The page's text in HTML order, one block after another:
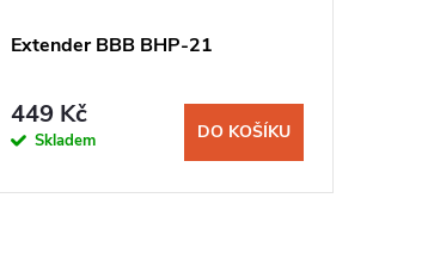
Extender BBB BHP-21
449 Kč
Skladem DO KOŠÍKU